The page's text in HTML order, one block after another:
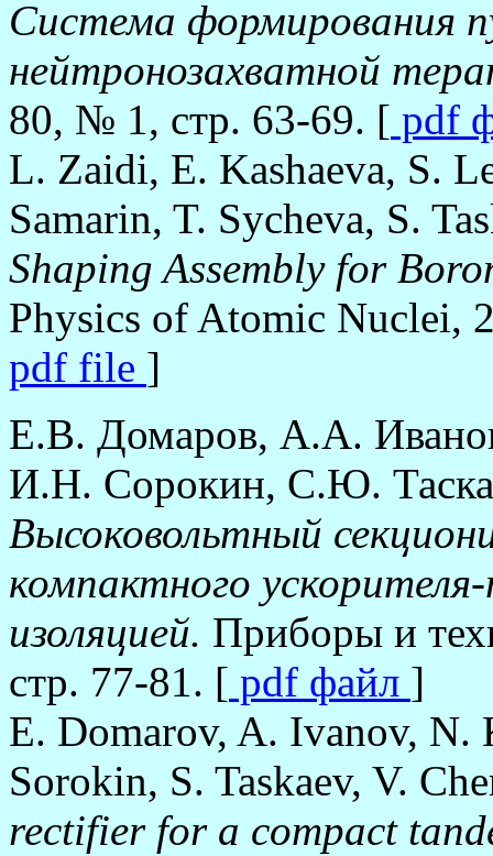
Система формирования
нейтронозахватной
80, № 1, стр. 63-69. [ pdf
L. Zaidi, E. Kashaeva, S.
Samarin, T. Sycheva, S.
Shaping Assembly for
Physics of Atomic Nuclei,
pdf file ]
Е.В. Домаров, А.А.
И.Н. Сорокин, С.Ю.
Высоковольтный
компактного
изоляцией. Приборы и
стр. 77-81. [ pdf файл ]
E. Domarov, A. Ivanov, N.
Sorokin, S. Taskaev, V.
rectifier for a compact